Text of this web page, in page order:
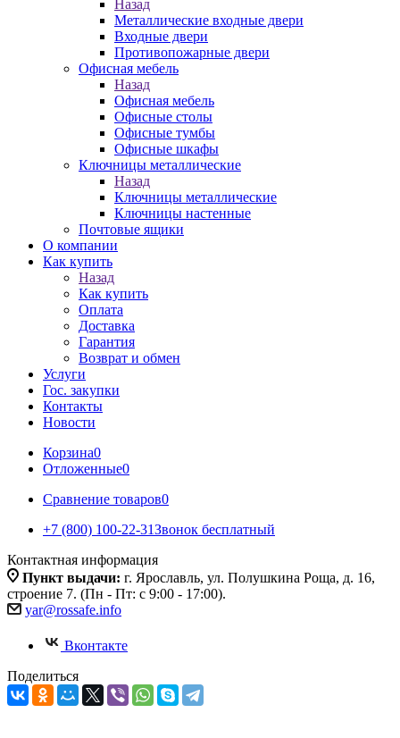
Назад
Металлические входные двери
Входные двери
Противопожарные двери
Офисная мебель
Назад
Офисная мебель
Офисные столы
Офисные тумбы
Офисные шкафы
Ключницы металлические
Назад
Ключницы металлические
Ключницы настенные
Почтовые ящики
О компании
Как купить
Назад
Как купить
Оплата
Доставка
Гарантия
Возврат и обмен
Услуги
Гос. закупки
Контакты
Новости
Корзина0
Отложенные0
Сравнение товаров0
+7 (800) 100-22-31Звонок бесплатный
Контактная информация
Пункт выдачи: г. Ярославль, ул. Полушкина Роща, д. 16,
строение 7. (Пн - Пт: с 9:00 - 17:00).
yar@rossafe.info
Вконтакте
Поделиться